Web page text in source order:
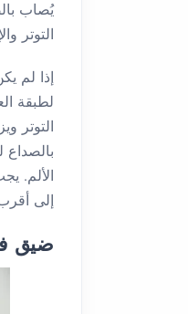
يُصاب
التوتر
إذا لم
لطبقة
التوتر
الألم.
إلى
ضيق